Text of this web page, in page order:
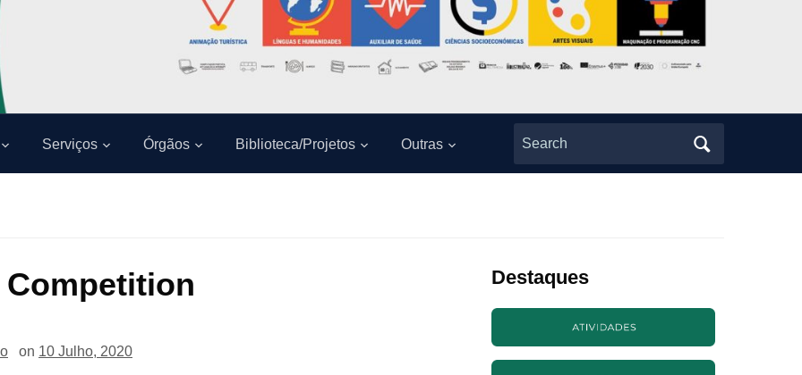
Serviços Órgãos Biblioteca/Projetos Outras
Search
for:
Competition
on 10 Julho, 2020
Destaques